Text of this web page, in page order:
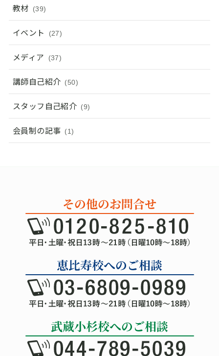
教材 (39)
イベント (27)
メディア (37)
講師自己紹介 (50)
スタッフ自己紹介 (9)
会員制の記事 (1)